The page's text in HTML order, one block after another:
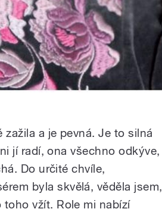
a je pevná. Je to silná
jí radí, ona všechno odkýve,
Do určité chvíle,
byla skvělá, věděla jsem,
vžít. Role mi nabízí